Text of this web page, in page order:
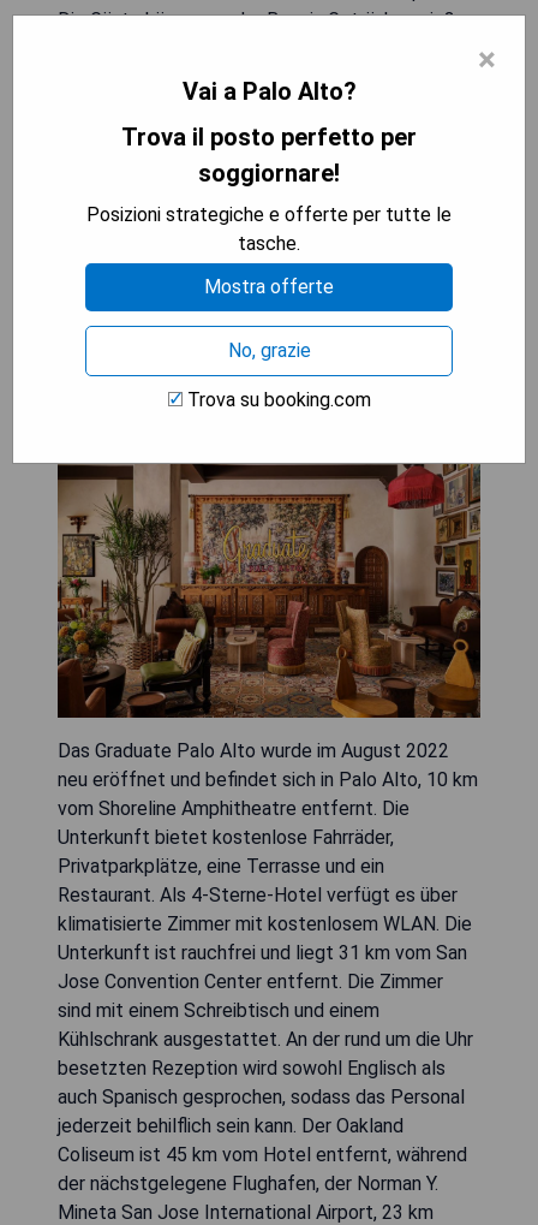
Die Gäste können an der Bar ein Getränk genießen.
- Moderne und komfortable Zimmer
- Kostenloses WLAN im gesamten Hotel
- Ideal gelegen in der Nähe von
Sehenswürdigkeiten
- Freundliches und hilfsbereites Personal
MOSTRA I PREZZI
Graduate Palo Alto
Das Graduate Palo Alto wurde im August 2022
neu eröffnet und befindet sich in Palo Alto, 10 km
vom Shoreline Amphitheatre entfernt. Die
Unterkunft bietet kostenlose Fahrräder,
Privatparkplätze, eine Terrasse und ein
Restaurant. Als 4-Sterne-Hotel verfügt es über
klimatisierte Zimmer mit kostenlosem WLAN. Die
Unterkunft ist rauchfrei und liegt 31 km vom San
Jose Convention Center entfernt. Die Zimmer
sind mit einem Schreibtisch und einem
Kühlschrank ausgestattet. An der rund um die Uhr
besetzten Rezeption wird sowohl Englisch als
auch Spanisch gesprochen, sodass das Personal
jederzeit behilflich sein kann. Der Oakland
Coliseum ist 45 km vom Hotel entfernt, während
der nächstgelegene Flughafen, der Norman Y.
Mineta San Jose International Airport, 23 km
×
Vai a Palo Alto?
Trova il posto perfetto per
soggiornare!
Posizioni strategiche e offerte per tutte le
tasche.
Mostra offerte
No, grazie
Trova su booking.com